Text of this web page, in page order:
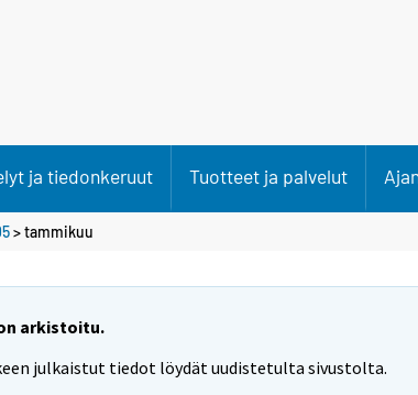
ja tiedonkeruut Tuotteet ja palvelut
>tammikuu
arkistoitu.
julkaistut tiedot löydät uudistetulta sivustolta.